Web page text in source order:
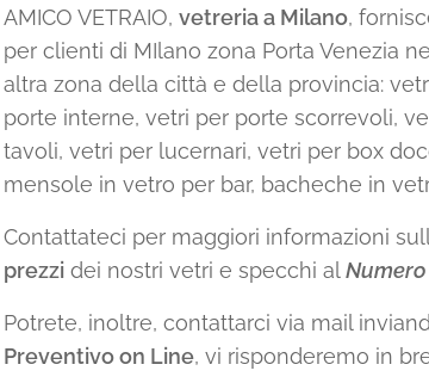
AMICO VETRAIO, vetreria a Milano,
per clienti di MIlano zona Porta Venezia
altra zona della città e della provincia:
porte interne, vetri per porte scorrevoli,
tavoli, vetri per lucernari, vetri per box
mensole in vetro per bar, bacheche in
Contattateci per maggiori informazioni
prezzi dei nostri vetri e specchi alNumero
Potrete, inoltre, contattarci via mail
Preventivo on Line, vi risponderemo in